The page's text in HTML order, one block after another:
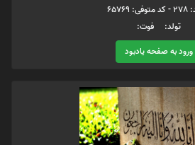
تولد: فوت:
ورود به صفحه یادبود